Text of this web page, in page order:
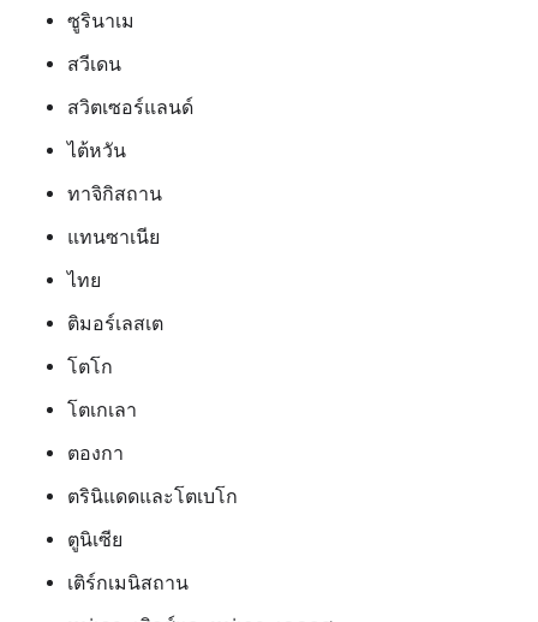
ซูรินาเม
สวีเดน
สวิตเซอร์แลนด์
ไต้หวัน
ทาจิกิสถาน
แทนซาเนีย
ไทย
ติมอร์เลสเต
โตโก
โตเกเลา
ตองกา
ตรินิแดดและโตเบโก
ตูนิเซีย
เติร์กเมนิสถาน